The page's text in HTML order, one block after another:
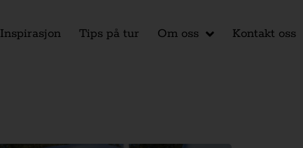
Inspirasjon Tips på tur Om oss Kontakt oss